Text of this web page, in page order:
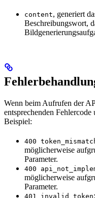
content, generiert
Beschreibungswort,
Wenn beim Aufrufen der
entsprechenden
Beispiel:
400
möglicherweise
Parameter.
400
möglicherweise
Parameter.
401 invalid_token